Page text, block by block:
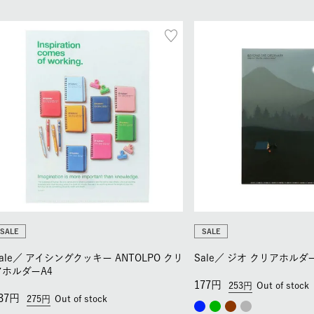
SALE
／ アイシングクッキー ANTOLPO クリ
ホルダーA4
275 Out of stock
SALE
Sale／ ジオ クリアホルダ
253
177 Out of stock